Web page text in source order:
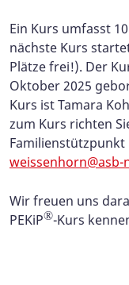
Ein Kurs umfasst
nächste Kurs
Plätze frei!). Der
Oktober 2025
Kurs ist Tamara
zum Kurs richten
weissenhorn@asb-
Wir freuen uns
PEKiP®-Kurs